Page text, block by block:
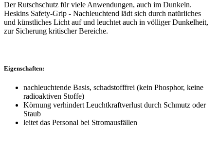
Der Rutschschutz für viele Anwendungen, auch im Dunkeln.
Heskins Safety-Grip - Nachleuchtend lädt sich durch natürliches
und künstliches Licht auf und leuchtet auch in völliger Dunkelheit,
zur Sicherung kritischer Bereiche.
Eigenschaften:
nachleuchtende Basis, schadstofffrei (kein Phosphor, keine
radioaktiven Stoffe)
Körnung verhindert Leuchtkraftverlust durch Schmutz oder
Staub
leitet das Personal bei Stromausfällen